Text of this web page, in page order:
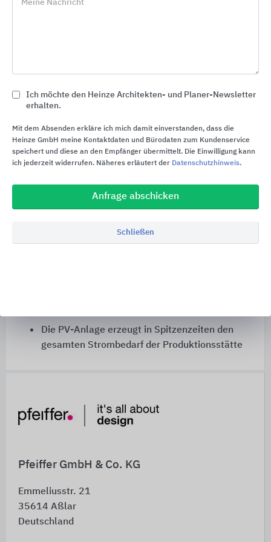
Pfeiffer GmbH & Co. KG
Emmeliusstr. 21
35614 Aßlar
Deutschland
Nachhaltigkeitsinformationen
Nachhaltigkeitsmaßnahmen
Eigenes Umweltmanagement zur Förderung
eines verantwortungsvollen Umgangs mit
Unterstützung von Projekten für eine
Die PV-Anlage erzeugt in Spitzenzeiten den
gesamten Strombedarf der Produktionsstätte
Schnelleinstiege
Meine Nachricht
Ich möchte den Heinze Architekten- und Planer-Newsletter
erhalten.
Mit dem Absenden erkläre ich mich damit einverstanden, dass die
Heinze GmbH meine Kontaktdaten und Bürodaten zum Kundenservice
speichert und diese an den Empfänger übermittelt. Die Einwilligung kann
ich jederzeit widerrufen. Näheres erläutert der Datenschutzhinweis.
Anfrage abschicken
Schließen